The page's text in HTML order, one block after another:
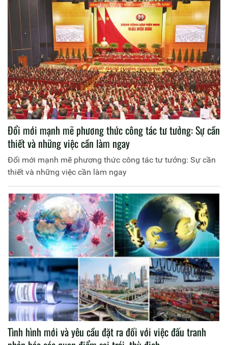
Đổi mới mạnh mẽ phương thức công tác tư tưởng: Sự cần
thiết và những việc cần làm ngay
Đổi mới mạnh mẽ phương thức công tác tư tưởng: Sự cần
thiết và những việc cần làm ngay
Tình hình mới và yêu cầu đặt ra đối với việc đấu tranh